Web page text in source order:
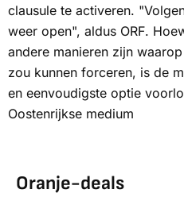
clausule te activeren.
weer open", aldus ORF.
andere manieren zijn
zou kunnen forceren, is de
en eenvoudigste optie
Oostenrijkse medium
Oranje-deals